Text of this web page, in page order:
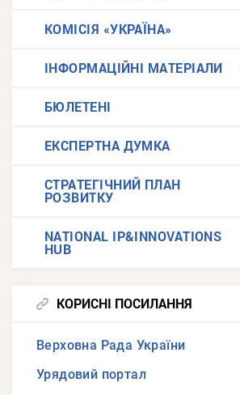
КОМІСІЯ «УКРАЇНА»
ІНФОРМАЦІЙНІ МАТЕРІАЛИ
БЮЛЕТЕНІ
ЕКСПЕРТНА ДУМКА
СТРАТЕГІЧНИЙ ПЛАН
РОЗВИТКУ
NATIONAL IP&INNOVATIONS
HUB
КОРИСНІ ПОСИЛАННЯ
Верховна Рада України
Урядовий портал